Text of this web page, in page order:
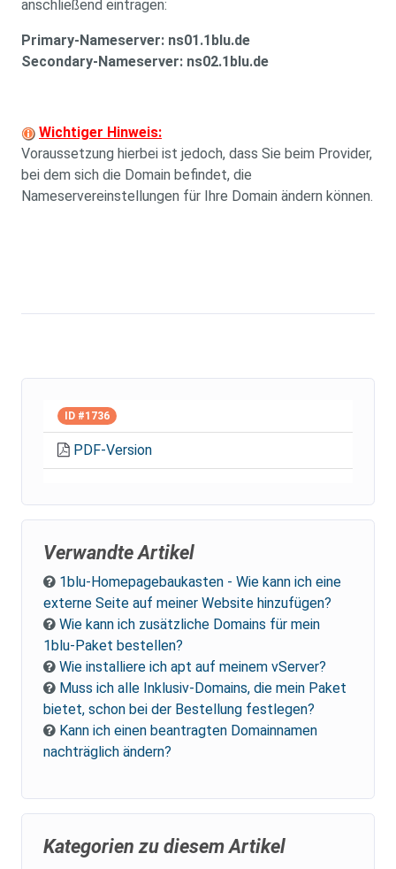
anschließend eintragen:
Primary-Nameserver: ns01.1blu.de
Secondary-Nameserver: ns02.1blu.de
Wichtiger Hinweis:
Voraussetzung hierbei ist jedoch, dass Sie beim Provider,
bei dem sich die Domain befindet, die
Nameservereinstellungen für Ihre Domain ändern können.
ID #1736
PDF-Version
Verwandte Artikel
1blu-Homepagebaukasten - Wie kann ich eine
externe Seite auf meiner Website hinzufügen?
Wie kann ich zusätzliche Domains für mein
1blu-Paket bestellen?
Wie installiere ich apt auf meinem vServer?
Muss ich alle Inklusiv-Domains, die mein Paket
bietet, schon bei der Bestellung festlegen?
Kann ich einen beantragten Domainnamen
nachträglich ändern?
Kategorien zu diesem Artikel